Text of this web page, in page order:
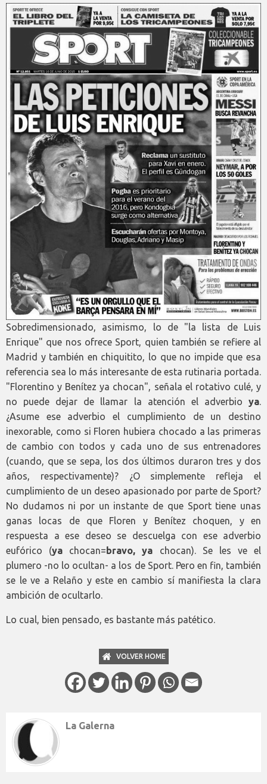
Sobredimensionado, asimismo, lo de "la lista de Luis
Enrique" que nos ofrece Sport, quien también se refiere al
Madrid y también en chiquitito, lo que no impide que esa
referencia sea lo más interesante de esta rutinaria portada.
"Florentino y Benítez ya chocan", señala el rotativo culé, y
no puede dejar de llamar la atención el adverbio ya.
¿Asume ese adverbio el cumplimiento de un destino
inexorable, como si Floren hubiera chocado a las primeras
de cambio con todos y cada uno de sus entrenadores
(cuando, que se sepa, los dos últimos duraron tres y dos
años, respectivamente)? ¿O simplemente refleja el
cumplimiento de un deseo apasionado por parte de Sport?
No dudamos ni por un instante de que Sport tiene unas
ganas locas de que Floren y Benítez choquen, y en
respuesta a ese deseo se descuelga con ese adverbio
eufórico (ya chocan=bravo, ya chocan). Se les ve el
plumero -no lo ocultan- a los de Sport. Pero en fin, también
se le ve a Relaño y este en cambio sí manifiesta la clara
ambición de ocultarlo.
Lo cual, bien pensado, es bastante más patético.
VOLVER HOME
La Galerna